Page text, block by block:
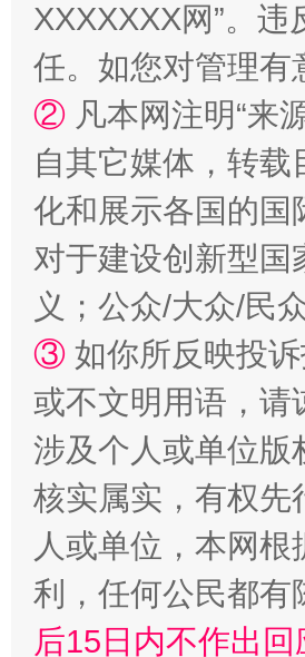
漫山遍野的桃花与雪山、麦地、白
招工难、用工荒背后
XXXXXXX网”。
任。如您对管理有
② 凡本网注明“来
自其它媒体，转
化和展示各国的国
对于建设创新型
义；公众/大众/民
③ 如你所反映投
或不文明用语，请
涉及个人或单位版
核实属实，有权先
人或单位，本网
利，任何公民都有
后15日内不作出